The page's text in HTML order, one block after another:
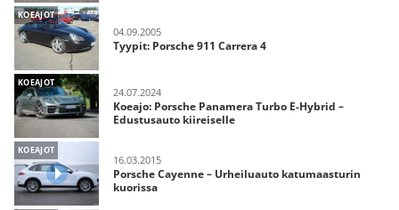
KOEAJOT
04.09.2005
Tyypit: Porsche 911 Carrera 4
KOEAJOT
24.07.2024
Koeajo: Porsche Panamera Turbo E-Hybrid –
Edustusauto kiireiselle
KOEAJOT
16.03.2015
Porsche Cayenne – Urheiluauto katumaasturin
kuorissa